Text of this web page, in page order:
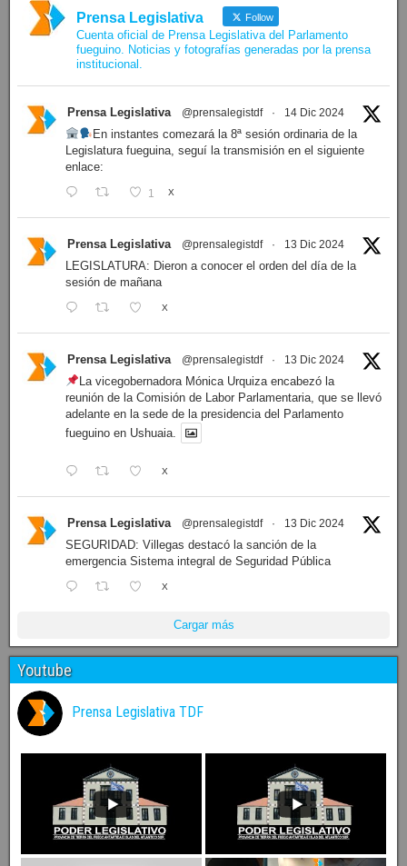
Prensa Legislativa Follow
Cuenta oficial de Prensa Legislativa del Parlamento
fueguino. Noticias y fotografías generadas por la prensa
institucional.
Prensa Legislativa @prensalegistdf · 14 Dic 2024
En instantes comezará la 8ª sesión ordinaria de la
Legislatura fueguina, seguí la transmisión en el siguiente
enlace:
1 X
Prensa Legislativa @prensalegistdf · 13 Dic 2024
LEGISLATURA: Dieron a conocer el orden del día de la
sesión de mañana
X
Prensa Legislativa @prensalegistdf · 13 Dic 2024
La vicegobernadora Mónica Urquiza encabezó la
reunión de la Comisión de Labor Parlamentaria, que se llevó
adelante en la sede de la presidencia del Parlamento
fueguino en Ushuaia.
X
Prensa Legislativa @prensalegistdf · 13 Dic 2024
SEGURIDAD: Villegas destacó la sanción de la
emergencia Sistema integral de Seguridad Pública
X
Cargar más
Youtube
Prensa Legislativa TDF